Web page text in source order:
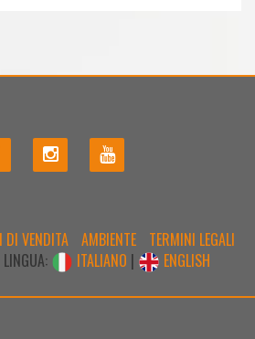
DI VENDITA AMBIENTE
TERMINI LEGALI
LINGUA: ITALIANO | ENGLISH